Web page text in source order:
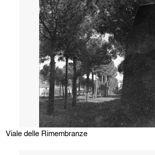
Viale delle Rimembranze